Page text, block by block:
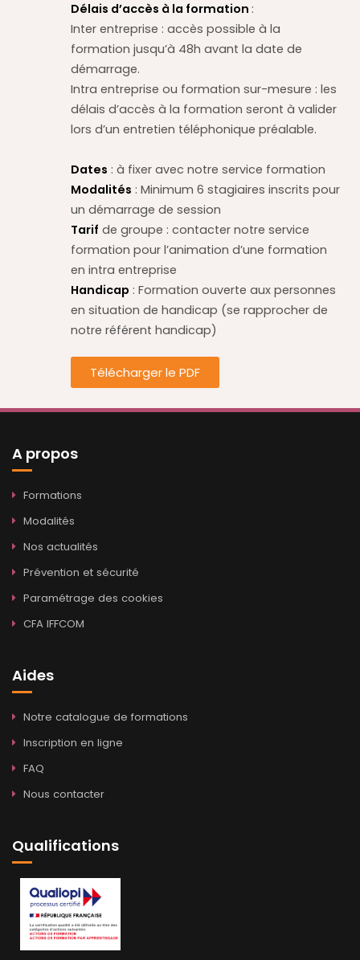
Délais d’accès à la formation :
Inter entreprise : accès possible à la
formation jusqu’à 48h avant la date de
démarrage.
Intra entreprise ou formation sur-mesure : les
délais d’accès à la formation seront à valider
lors d’un entretien téléphonique préalable.
Dates : à fixer avec notre service formation
Modalités : Minimum 6 stagiaires inscrits pour
un démarrage de session
Tarif de groupe : contacter notre service
formation pour l’animation d’une formation
en intra entreprise
Handicap : Formation ouverte aux personnes
en situation de handicap (se rapprocher de
notre référent handicap)
Télécharger le PDF
A propos
Formations
Modalités
Nos actualités
Prévention et sécurité
Paramétrage des cookies
CFA IFFCOM
Aides
Notre catalogue de formations
Inscription en ligne
FAQ
Nous contacter
Qualifications